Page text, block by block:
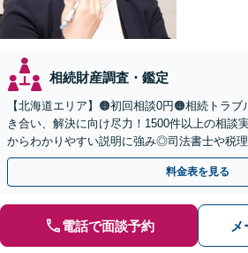
相続財産調査・鑑定
【北海道エリア】🟠初回相談0円🟠相続トラ
き合い、解決に向け尽力！1500件以上の相談
からわかりやすい説明に強み◎司法書士や税
介し、登記や相続税の申告までワンストップ
料金表を見る
電話で面談予約